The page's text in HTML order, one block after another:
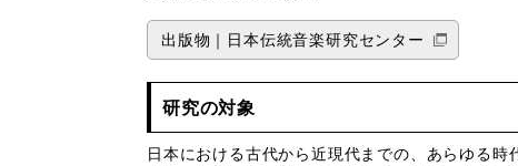
出版物｜日本伝統音楽研究センター
研究の対象
日本における古代から近現代までの、あらゆる